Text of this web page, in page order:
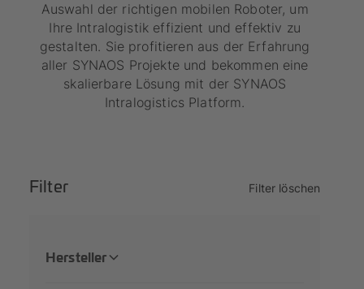
Auswahl der richtigen mobilen Roboter, um
Ihre Intralogistik effizient und effektiv zu
gestalten. Sie profitieren aus der Erfahrung
aller SYNAOS Projekte und bekommen eine
skalierbare Lösung mit der SYNAOS
Intralogistics Platform.
Filter Filter löschen
Hersteller